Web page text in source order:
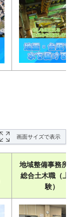
画面サイズで表示
地域整備事務所
総合土木職（上
験）